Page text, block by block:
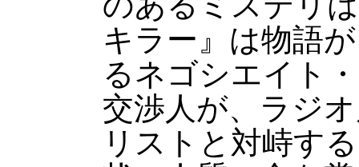
キラー』は物語
るネゴシエイト
交渉人が、ラジ
リストと対峙す